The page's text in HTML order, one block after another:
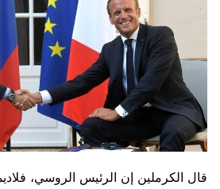
قال الكرملين إن الرئيس الروسي،